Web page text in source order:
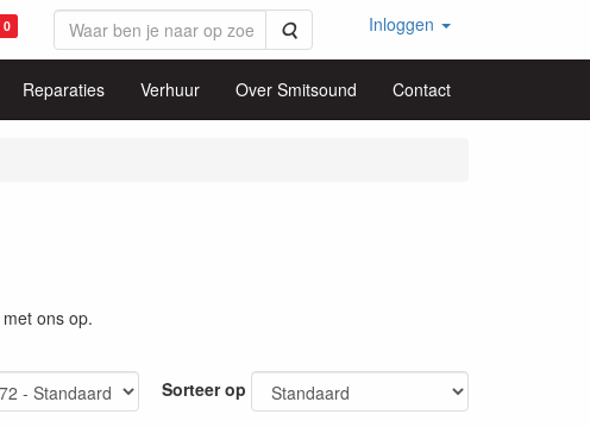
0 Zoeken Inloggen
Reparaties Verhuur Over Smitsound Contact
met ons op.
Sorteer op